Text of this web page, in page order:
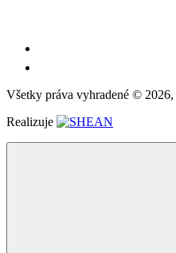
Všetky práva vyhradené © 2026,
Realizuje